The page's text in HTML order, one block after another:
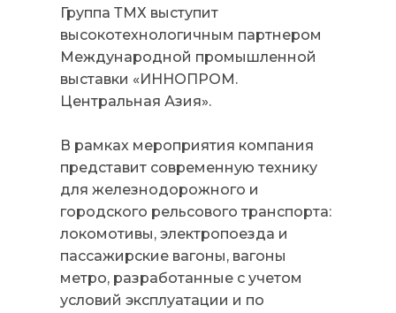
Группа ТМХ выступит
высокотехнологичным партнером
Международной промышленной
выставки «ИННОПРОМ.
Центральная Азия».
В рамках мероприятия компания
представит современную технику
для железнодорожного и
городского рельсового транспорта:
локомотивы, электропоезда и
пассажирские вагоны, вагоны
метро, разработанные с учетом
условий эксплуатации и по